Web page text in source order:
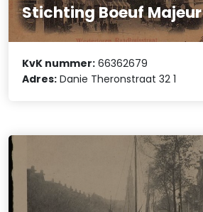
Stichting Boeuf Majeur
KvK nummer: 66362679
Adres: Danie Theronstraat 32 1